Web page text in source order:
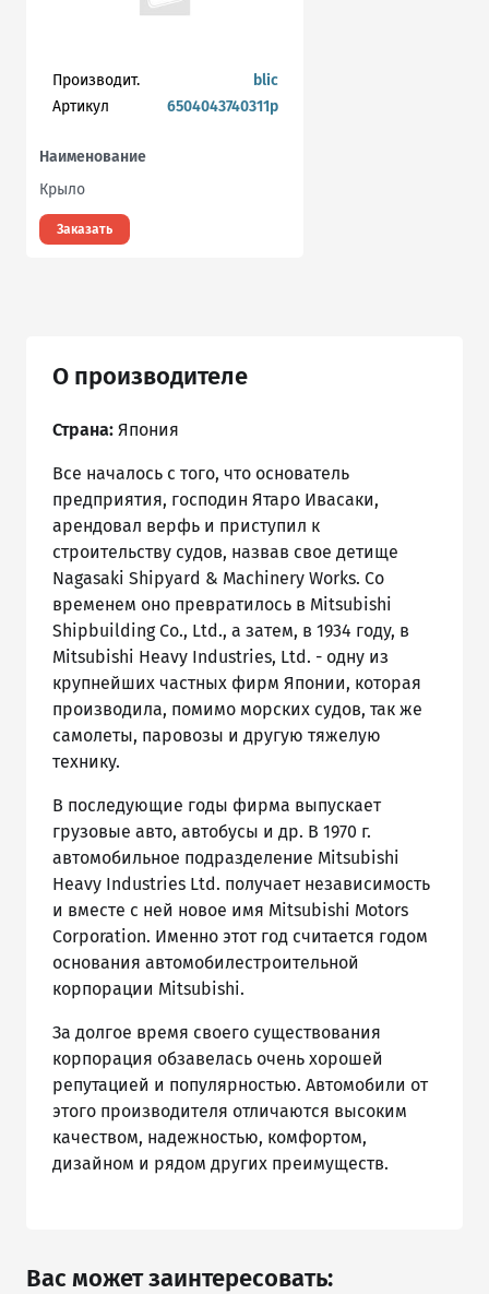
Производит.
blic
Артикул
6504043740311p
Наименование
Крыло
Заказать
О производителе
Страна: Япония
Все началось с того, что основатель
предприятия, господин Ятаро Ивасаки,
арендовал верфь и приступил к
строительству судов, назвав свое детище
Nagasaki Shipyard & Machinery Works. Со
временем оно превратилось в Mitsubishi
Shipbuilding Co., Ltd., а затем, в 1934 году, в
Mitsubishi Heavy Industries, Ltd. - одну из
крупнейших частных фирм Японии, которая
производила, помимо морских судов, так же
самолеты, паровозы и другую тяжелую
технику.
В последующие годы фирма выпускает
грузовые авто, автобусы и др. В 1970 г.
автомобильное подразделение Mitsubishi
Heavy Industries Ltd. получает независимость
и вместе с ней новое имя Mitsubishi Motors
Corporation. Именно этот год считается годом
основания автомобилестроительной
корпорации Mitsubishi.
За долгое время своего существования
корпорация обзавелась очень хорошей
репутацией и популярностью. Автомобили от
этого производителя отличаются высоким
качеством, надежностью, комфортом,
дизайном и рядом других преимуществ.
Вас может заинтересовать: